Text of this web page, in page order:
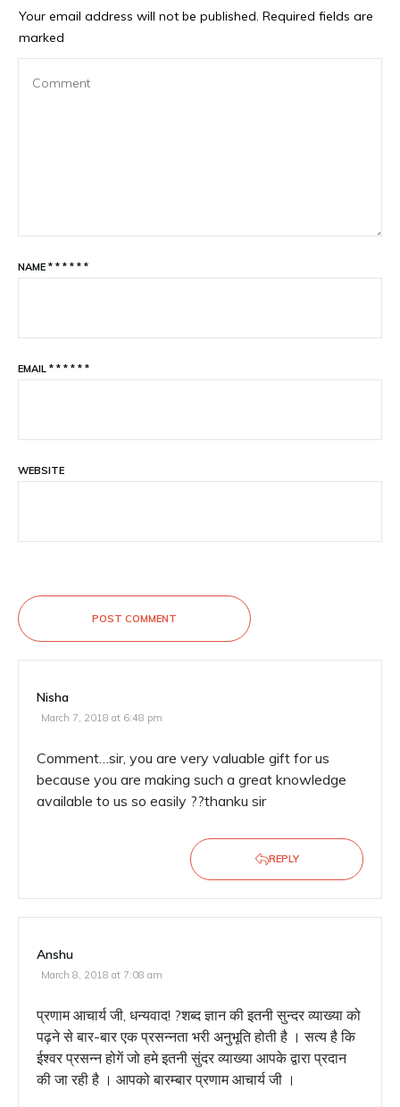
Your email address will not be published. Required fields are
marked
NAME * * * * * *
EMAIL * * * * * *
WEBSITE
POST COMMENT
Nisha
March 7, 2018 at 6:48 pm
Comment…sir, you are very valuable gift for us
because you are making such a great knowledge
available to us so easily ??thanku sir
REPLY
Anshu
March 8, 2018 at 7:08 am
प्रणाम आचार्य जी, धन्यवाद! ?शब्द ज्ञान की इतनी सुन्दर व्याख्या को
पढ़ने से बार-बार एक प्रसन्नता भरी अनुभूति होती है । सत्य है कि
ईश्वर प्रसन्न होगें जो हमे इतनी सुंदर व्याख्या आपके द्वारा प्रदान
की जा रही है । आपको बारम्बार प्रणाम आचार्य जी ।